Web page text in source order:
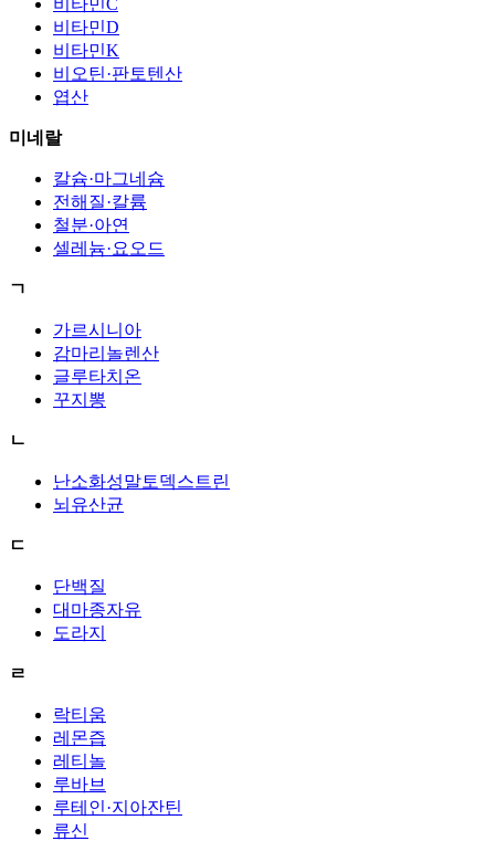
비타민D
비타민K
비오틴·판토텐산
엽산
미네랄
칼슘·마그네슘
전해질·칼륨
철분·아연
셀레늄·요오드
ㄱ
가르시니아
감마리놀렌산
글루타치온
꾸지뽕
ㄴ
난소화성말토덱스트린
뇌유산균
ㄷ
단백질
대마종자유
도라지
ㄹ
락티움
레몬즙
레티놀
루바브
루테인·지아잔틴
류신